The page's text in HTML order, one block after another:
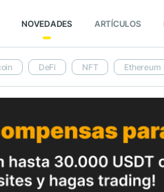
NOVEDADES ARTÍCULOS
DeFi NFT Ethereum